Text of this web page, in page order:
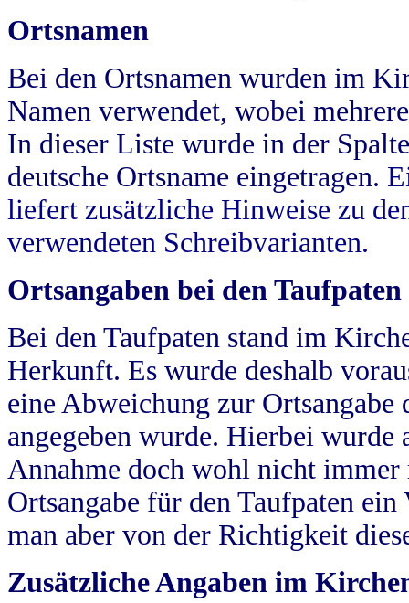
Ortsnamen
Bei den Ortsnamen wurden im
Namen verwendet, wobei
In dieser Liste wurde in der
deutsche Ortsname eingetragen.
liefert zusätzliche Hinweise zu
verwendeten Schreibvarianten.
Ortsangaben bei den Taufpaten
Bei den Taufpaten stand im
Herkunft. Es wurde deshalb
eine Abweichung zur
angegeben wurde. Hierbei wurde
Annahme doch wohl nicht
Ortsangabe für den Taufpaten
man aber von der Richtigkeit
Zusätzliche Angaben im